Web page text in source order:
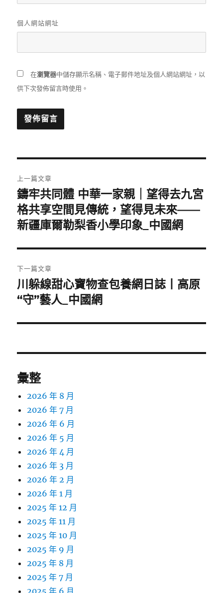
個人網站網址
在瀏覽器中儲存顯示名稱、電子郵件地址及個人網站網址，以
供下次發佈留言時使用。
章
導
覽
上一篇文章
上
一
篇
章:
鑄牢共同體 中華一家親｜望得去九宮
格共享空間見傳統，望得見未來——
新疆庫爾勒梨香小學印象_中國網
下一篇文章
下
一
文
川躲線甜心寶物查包養網日誌丨高原
“守”藝人_中國網
彙整
2026 年 8 月
2026 年 7 月
2026 年 6 月
2026 年 5 月
2026 年 4 月
2026 年 3 月
2026 年 2 月
2026 年 1 月
2025 年 12 月
2025 年 11 月
2025 年 10 月
2025 年 9 月
2025 年 8 月
2025 年 7 月
2025 年 6 月